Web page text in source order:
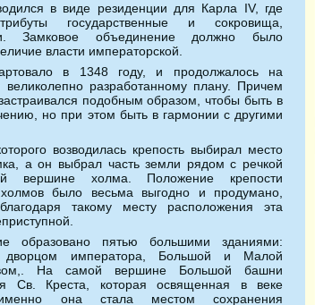
в виде резиденции для Карла IV, где
государственные и сокровища,
Замковое объединение должно было
власти императорской.
в 1348 году, и продолжалось на
разработанному плану. Причем
подобным образом, чтобы быть в
но при этом быть в гармонии с другими
возводилась крепость выбирал место
а он выбрал часть земли рядом с речкой
вершине холма. Положение крепости
было весьма выгодно и продумано,
такому месту расположения эта
образовано пятью большими зданиями:
дворцом императора, Большой и Малой
На самой вершине Большой башни
Св. Креста, которая освященная в веке
она стала местом сохранения